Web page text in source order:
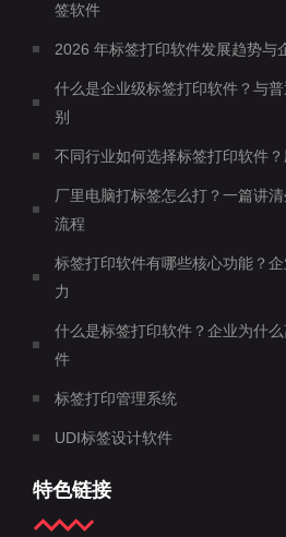
签软件
2026 年标签打印软件发展趋势与
什么是企业级标签打印软件？与
别
不同行业如何选择标签打印软件
厂里电脑打标签怎么打？一篇讲
流程
标签打印软件有哪些核心功能？
力
什么是标签打印软件？企业为什
件
标签打印管理系统
UDI标签设计软件
特色链接